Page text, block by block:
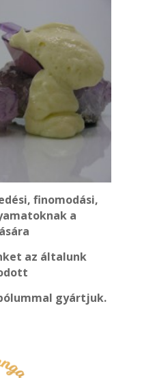
finomodási,
a
az általunk
gyártjuk.